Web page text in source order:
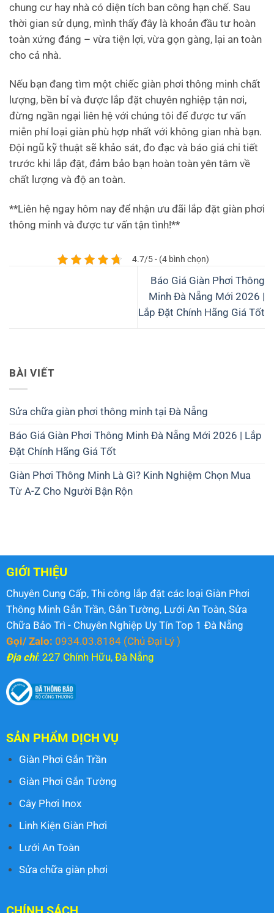
chung cư hay nhà có diện tích ban công hạn chế. Sau
thời gian sử dụng, mình thấy đây là khoản đầu tư hoàn
toàn xứng đáng – vừa tiện lợi, vừa gọn gàng, lại an toàn
cho cả nhà.
Nếu bạn đang tìm một chiếc giàn phơi thông minh chất
lượng, bền bỉ và được lắp đặt chuyên nghiệp tận nơi,
đừng ngần ngại liên hệ với chúng tôi để được tư vấn
miễn phí loại giàn phù hợp nhất với không gian nhà bạn.
Đội ngũ kỹ thuật sẽ khảo sát, đo đạc và báo giá chi tiết
trước khi lắp đặt, đảm bảo bạn hoàn toàn yên tâm về
chất lượng và độ an toàn.
**Liên hệ ngay hôm nay để nhận ưu đãi lắp đặt giàn phơi
thông minh và được tư vấn tận tình!**
4.7/5 - (4 bình chọn)
Báo Giá Giàn Phơi Thông
Minh Đà Nẵng Mới 2026 |
Lắp Đặt Chính Hãng Giá Tốt
BÀI VIẾT
Sửa chữa giàn phơi thông minh tại Đà Nẵng
Báo Giá Giàn Phơi Thông Minh Đà Nẵng Mới 2026 | Lắp
Đặt Chính Hãng Giá Tốt
Giàn Phơi Thông Minh Là Gì? Kinh Nghiệm Chọn Mua
Từ A-Z Cho Người Bận Rộn
GIỚI THIỆU
Chuyên Cung Cấp, Thi công lắp đặt các loại Giàn Phơi
Thông Minh Gắn Trần, Gắn Tường, Lưới An Toàn, Sửa
Chữa Bảo Trì - Chuyên Nghiệp Uy Tín Top 1 Đà Nẵng
Gọi/ Zalo: 0934.03.8184(Chủ Đại Lý )
Địa chỉ: 227 Chính Hữu, Đà Nẵng
SẢN PHẨM DỊCH VỤ
Giàn Phơi Gắn Trần
Giàn Phơi Gắn Tường
Cây Phơi Inox
Linh Kiện Giàn Phơi
Lưới An Toàn
Sửa chữa giàn phơi